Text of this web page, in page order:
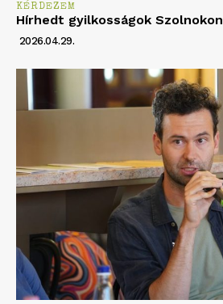
KÉRDEZEM
Hírhedt gyilkosságok Szolnokon
2026.04.29.